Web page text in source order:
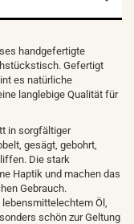
handgefertigte
Gefertigt
es natürliche
langlebige Qualität für
in sorgfältiger
gesägt, gebohrt,
Die stark
Haptik und machen das
Gebrauch.
Öl,
schön zur Geltung